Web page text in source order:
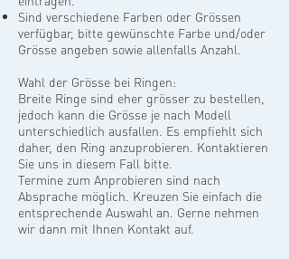
Sind verschiedene Farben oder Grössen
verfügbar, bitte gewünschte Farbe und/oder
Grösse angeben sowie allenfalls Anzahl.
Wahl der Grösse bei Ringen:
Breite Ringe sind eher grösser zu bestellen,
jedoch kann die Grösse je nach Modell
unterschiedlich ausfallen. Es empfiehlt sich
daher, den Ring anzuprobieren. Kontaktieren
Sie uns in diesem Fall bitte.
Termine zum Anprobieren sind nach
Absprache möglich. Kreuzen Sie einfach die
entsprechende Auswahl an. Gerne nehmen
wir dann mit Ihnen Kontakt auf.